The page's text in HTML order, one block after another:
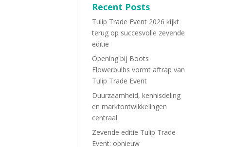
Recent Posts
Tulip Trade Event 2026 kijkt
terug op succesvolle zevende
editie
Opening bij Boots
Flowerbulbs vormt aftrap van
Tulip Trade Event
Duurzaamheid, kennisdeling
en marktontwikkelingen
centraal
Zevende editie Tulip Trade
Event: opnieuw